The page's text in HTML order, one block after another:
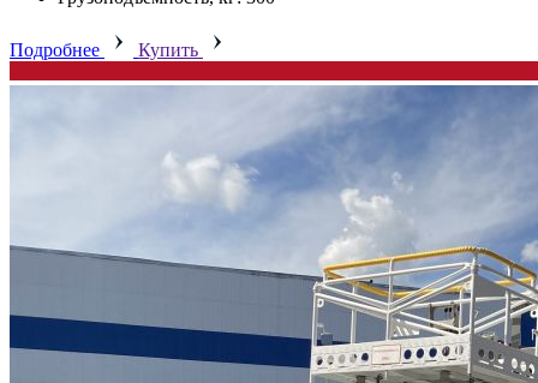
Подробнее Купить